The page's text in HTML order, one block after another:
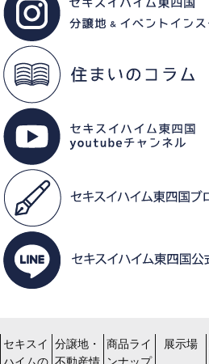
セキスイ
分譲地・
商品ライ
展示場